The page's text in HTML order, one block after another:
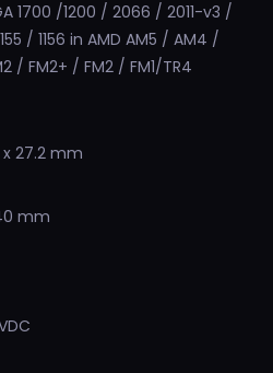
1700 /1200 / 2066 / 2011-v3 /
/ 1156 in AMD AM5 / AM4 /
/ FM2+ / FM2 / FM1/TR4
x 27.2 mm
mm